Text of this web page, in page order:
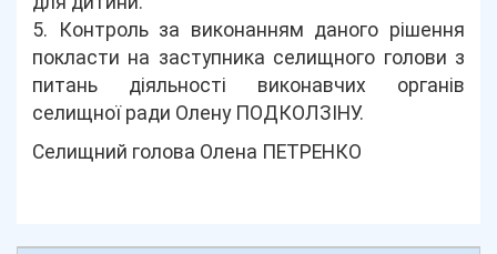
5. Контроль за виконанням даного рішення
покласти на заступника селищного голови з
питань діяльності виконавчих органів
селищної ради Олену ПОДКОЛЗІНУ.
Селищний голова Олена ПЕТРЕНКО